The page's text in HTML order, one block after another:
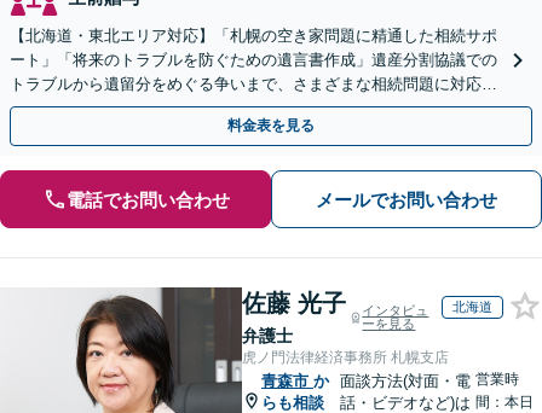
【北海道・東北エリア対応】「札幌の空き家問題に精通した相続サポ
ート」「将来のトラブルを防ぐための遺言書作成」遺産分割協議での
トラブルから遺留分をめぐる争いまで、さまざまな相続問題に対応し
ています「アクセス良好・WEB面談対応で安心の相談」
料金表を見る
電話でお問い合わせ メールでお問い合わせ
佐藤 光子
弁護士
インタビュ
ーを見る
北海道
虎ノ門法律経済事務所 札幌支店
青森市 か
らも相談
面談方法(対面・電
話・ビデオなど)は
営業時
間：本日